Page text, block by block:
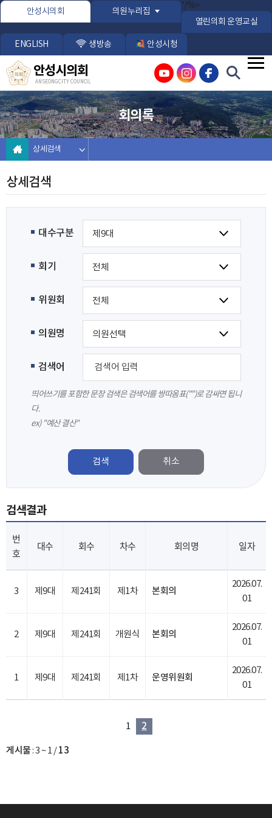
본문바로가기
안성시의회 의원누리집
*/%>
열린의회 운영교실
ENGLISH 생방송 안성시청
안성시의회
ANSEONG CITY COUNCIL
회의록
상세검색
상세검색
대수구분
회기
위원회
의원명
검색어
띄어쓰기를 포함한 문장 검색은 검색어를 쌍따옴표("")로 감싸면 됩니
다.
ex) "예산 결산"
검색
검색결과
번
호
대수 회수 차수 회의명 일자
3 제9대 제241회 제1차 본회의
2026.07.
01
2 제9대 제241회 개원식 본회의
2026.07.
01
1 제9대 제241회 제1차 운영위원회
2026.07.
01
1 2
게시물 :3 ~ 1/13